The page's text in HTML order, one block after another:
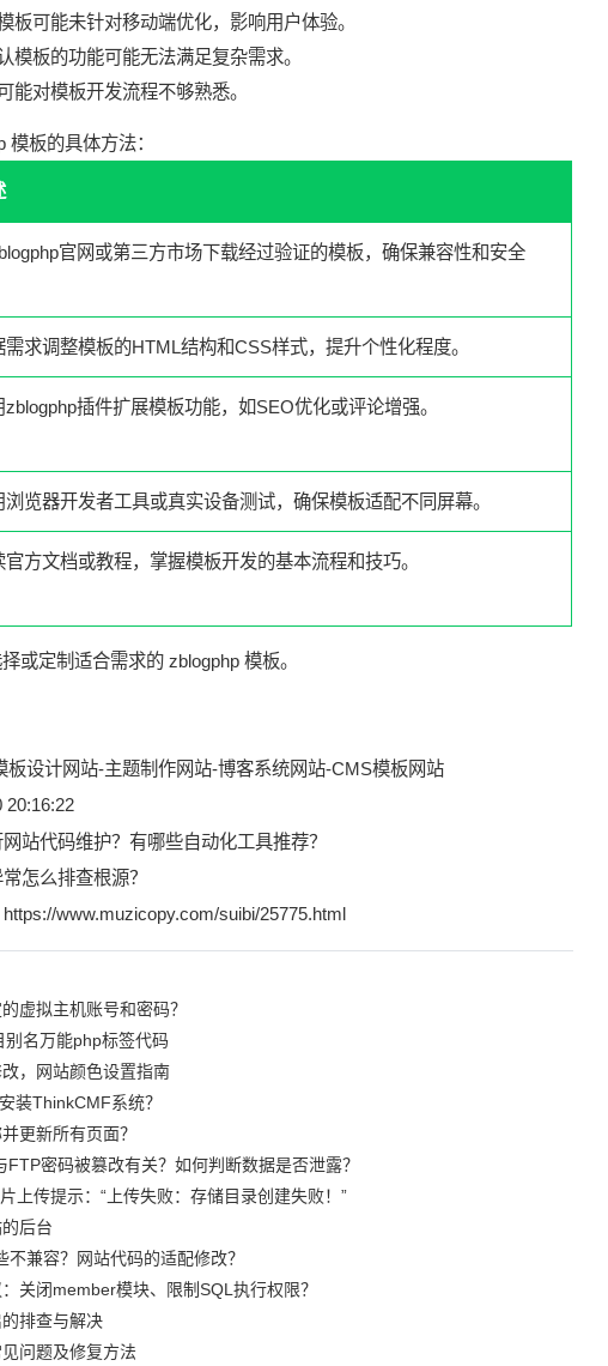
板可能未针对移动端优化，影响用户体验。
模板的功能可能无法满足复杂需求。
能对模板开发流程不够熟悉。
板的具体方法：
官网或第三方市场下载经过验证的模板，确保兼容性和安全
需求调整模板的HTML结构和CSS样式，提升个性化程度。
zblogphp插件扩展模板功能，如SEO优化或评论增强。
浏览器开发者工具或真实设备测试，确保模板适配不同屏幕。
官方文档或教程，掌握模板开发的基本流程和技巧。
或定制适合需求的 zblogphp 模板。
板设计网站-主题制作网站-博客系统网站-CMS模板网站
20:16:22
站代码维护？有哪些自动化工具推荐？
怎么排查根源？
https://www.muzicopy.com/suibi/25775.html
虚拟主机账号和密码？
名万能php标签代码
，网站颜色设置指南
装ThinkCMF系统？
更新所有页面？
密码被篡改有关？如何判断数据是否泄露？
上传提示：“上传失败：存储目录创建失败！”
后台
兼容？网站代码的适配修改？
关闭member模块、限制SQL执行权限？
排查与解决
问题及修复方法